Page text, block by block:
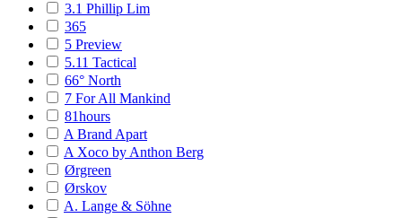
3.1 Phillip Lim
365
5 Preview
5.11 Tactical
66° North
7 For All Mankind
81hours
A Brand Apart
A Xoco by Anthon Berg
Ørgreen
Ørskov
A. Lange & Söhne